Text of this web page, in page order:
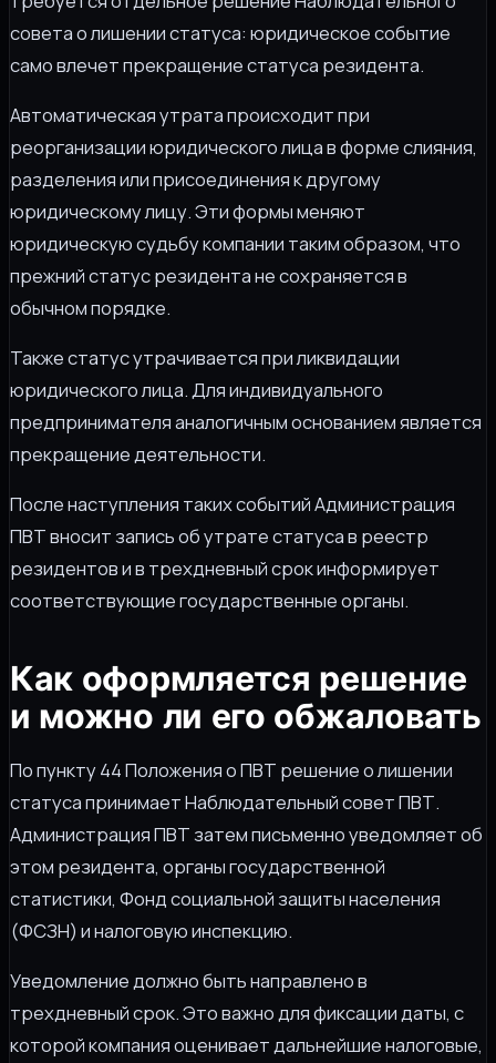
совета о лишении статуса: юридическое событие
само влечет прекращение статуса резидента.
Автоматическая утрата происходит при
реорганизации юридического лица в форме слияния,
разделения или присоединения к другому
юридическому лицу. Эти формы меняют
юридическую судьбу компании таким образом, что
прежний статус резидента не сохраняется в
обычном порядке.
Также статус утрачивается при ликвидации
юридического лица. Для индивидуального
предпринимателя аналогичным основанием является
прекращение деятельности.
После наступления таких событий Администрация
ПВТ вносит запись об утрате статуса в реестр
резидентов и в трехдневный срок информирует
соответствующие государственные органы.
Как оформляется решение
и можно ли его обжаловать
По пункту 44 Положения о ПВТ решение о лишении
статуса принимает Наблюдательный совет ПВТ.
Администрация ПВТ затем письменно уведомляет об
этом резидента, органы государственной
статистики, Фонд социальной защиты населения
(ФСЗН) и налоговую инспекцию.
Уведомление должно быть направлено в
трехдневный срок. Это важно для фиксации даты, с
которой компания оценивает дальнейшие налоговые,